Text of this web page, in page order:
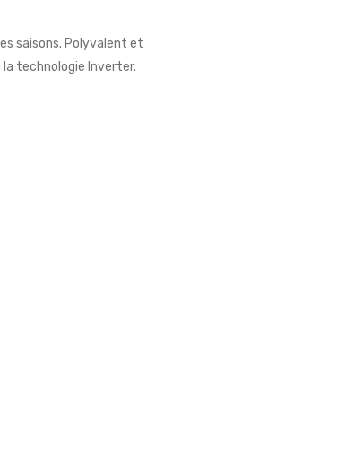
saisons. Polyvalent et
technologie Inverter.